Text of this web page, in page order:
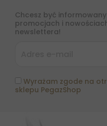
Chcesz być
promocjach i
newslettera!
Wyrażam zgode na
sklepu PegazShop